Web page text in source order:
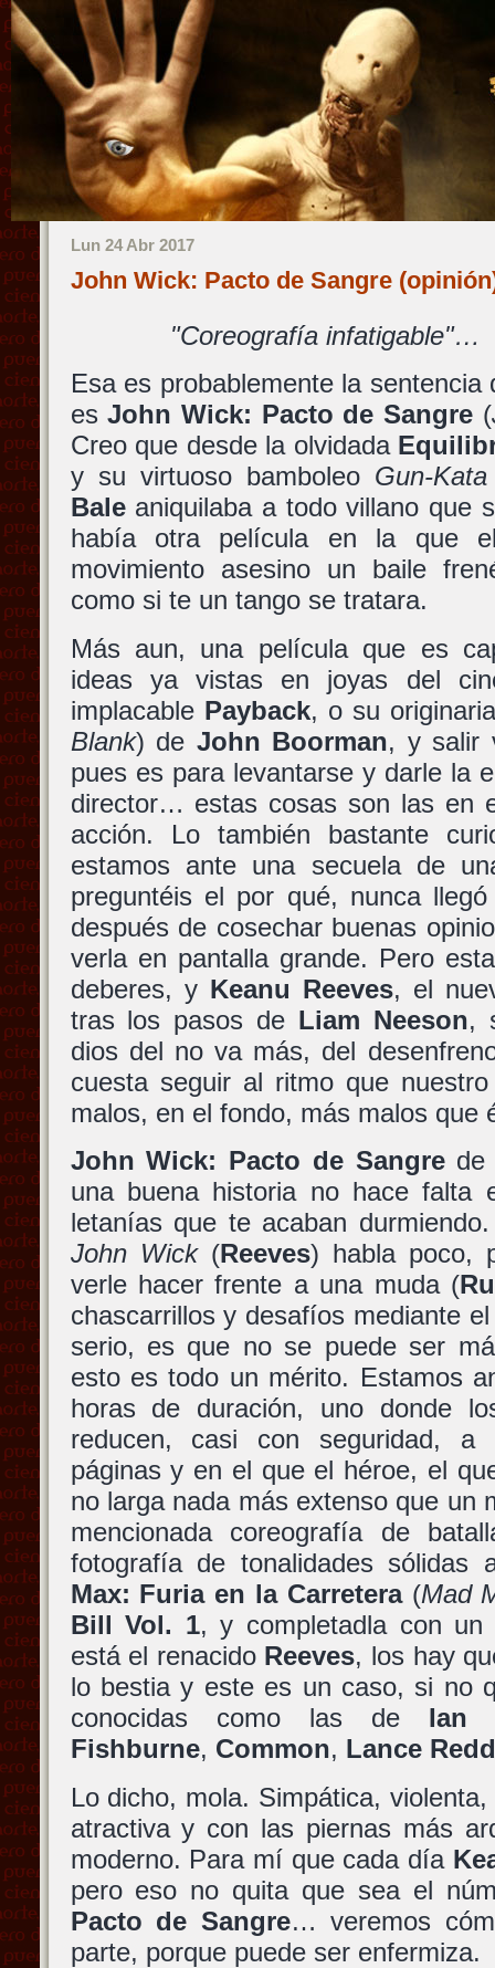
Lun 24 Abr 2017
John Wick: Pacto de Sangre
"Coreografía infatigable"…
Esa es probablemente la
esJohn Wick: Pacto de Sangre(
Creo que desde la olvidada
y su virtuoso bamboleo Gun-Kata
Baleaniquilaba a todo villano que
había otra película en la que
movimiento asesino un baile
como si te un tango se tratara.
Más aun, una película que es
ideas ya vistas en joyas del
implacable Payback, o su
Blank) de John Boorman, y salir
pues es para levantarse y darle la
director… estas cosas son las en
acción. Lo también bastante
estamos ante una secuela de
preguntéis el por qué, nunca
después de cosechar buenas
verla en pantalla grande. Pero
deberes, y Keanu Reeves, el
tras los pasos de Liam Neeson,
dios del no va más, del
cuesta seguir al ritmo que
malos, en el fondo, más malos que
John Wick: Pacto de Sangrede
una buena historia no hace falta
letanías que te acaban
John Wick(Reeves) habla poco,
verle hacer frente a una muda (
chascarrillos y desafíos mediante
serio, es que no se puede ser
esto es todo un mérito. Estamos
horas de duración, uno donde
reducen, casi con seguridad,
páginas y en el que el héroe, el
no larga nada más extenso que un
mencionada coreografía de
fotografía de tonalidades
Max: Furia en la Carretera(Mad
Bill Vol. 1, y completadla con un
está el renacido Reeves, los hay
lo bestia y este es un caso, si no
conocidas como las de Ian
Fishburne, Common, Lance
Lo dicho, mola. Simpática,
atractiva y con las piernas más
moderno. Para mí que cada día
pero eso no quita que sea el
Pacto de Sangre… veremos
parte, porque puede ser enfermiza.